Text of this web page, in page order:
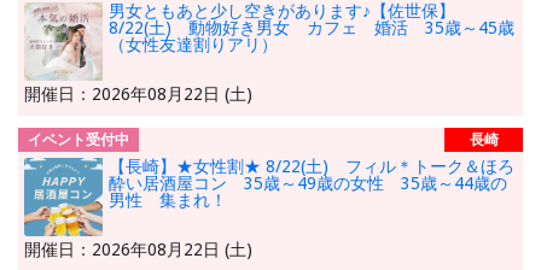
男女ともあと少し空きがあります♪【佐世保】
8/22(土) 動物好き男女 カフェ 婚活 35歳～45歳
（女性友達割りアリ）
開催日：2026年08月22日 (土)
イベント受付中 長崎
【長崎】★女性割★ 8/22(土) フィル＊トーク＆ほろ
酔い居酒屋コン 35歳～49歳の女性 35歳～44歳の
男性 集まれ！
開催日：2026年08月22日 (土)